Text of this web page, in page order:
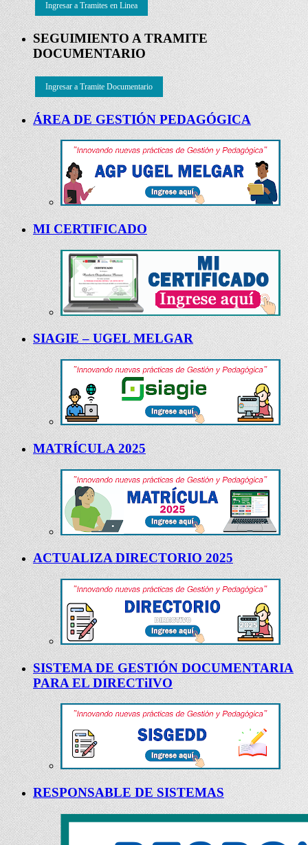
Ingresar a Tramites en Linea
SEGUIMIENTO A TRAMITE
DOCUMENTARIO
Ingresar a Tramite Documentario
ÁREA DE GESTIÓN PEDAGÓGICA
MI CERTIFICADO
SIAGIE – UGEL MELGAR
MATRÍCULA 2025
ACTUALIZA DIRECTORIO 2025
SISTEMA DE GESTIÓN DOCUMENTARIA
PARA EL DIRECTiIVO
RESPONSABLE DE SISTEMAS